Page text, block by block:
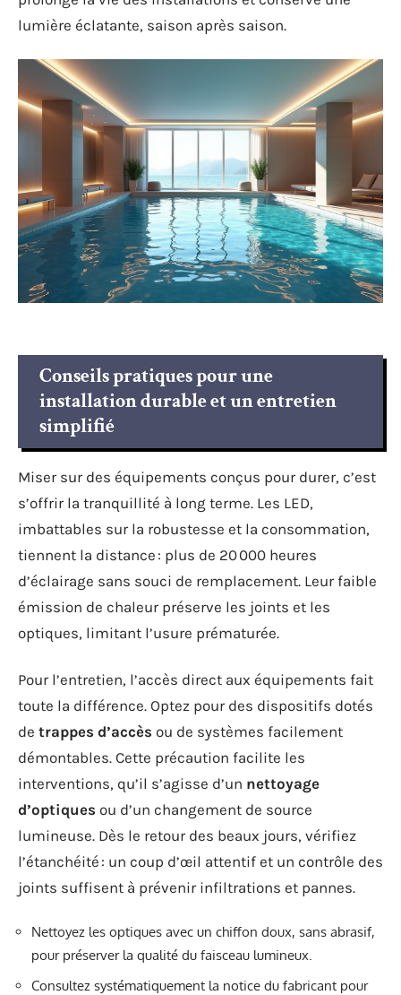
lumière éclatante, saison après saison.
Conseils pratiques pour une
installation durable et un entretien
simplifié
Miser sur des équipements conçus pour durer, c’est
s’offrir la tranquillité à long terme. Les LED,
imbattables sur la robustesse et la consommation,
tiennent la distance : plus de 20 000 heures
d’éclairage sans souci de remplacement. Leur faible
émission de chaleur préserve les joints et les
optiques, limitant l’usure prématurée.
Pour l’entretien, l’accès direct aux équipements fait
toute la différence. Optez pour des dispositifs dotés
de trappes d’accès ou de systèmes facilement
démontables. Cette précaution facilite les
interventions, qu’il s’agisse d’un nettoyage
d’optiques ou d’un changement de source
lumineuse. Dès le retour des beaux jours, vérifiez
l’étanchéité : un coup d’œil attentif et un contrôle des
joints suffisent à prévenir infiltrations et pannes.
Nettoyez les optiques avec un chiffon doux, sans abrasif,
pour préserver la qualité du faisceau lumineux.
Consultez systématiquement la notice du fabricant pour